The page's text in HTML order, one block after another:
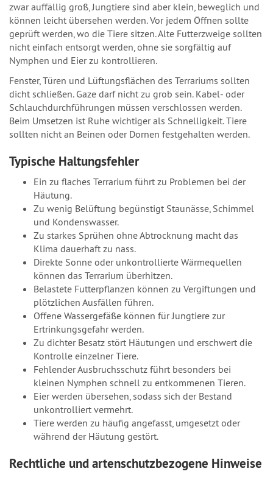
zwar auffällig groß, Jungtiere sind aber klein, beweglich und
können leicht übersehen werden. Vor jedem Öffnen sollte
geprüft werden, wo die Tiere sitzen. Alte Futterzweige sollten
nicht einfach entsorgt werden, ohne sie sorgfältig auf
Nymphen und Eier zu kontrollieren.
Fenster, Türen und Lüftungsflächen des Terrariums sollten
dicht schließen. Gaze darf nicht zu grob sein. Kabel- oder
Schlauchdurchführungen müssen verschlossen werden.
Beim Umsetzen ist Ruhe wichtiger als Schnelligkeit. Tiere
sollten nicht an Beinen oder Dornen festgehalten werden.
Typische Haltungsfehler
Ein zu flaches Terrarium führt zu Problemen bei der
Häutung.
Zu wenig Belüftung begünstigt Staunässe, Schimmel
und Kondenswasser.
Zu starkes Sprühen ohne Abtrocknung macht das
Klima dauerhaft zu nass.
Direkte Sonne oder unkontrollierte Wärmequellen
können das Terrarium überhitzen.
Belastete Futterpflanzen können zu Vergiftungen und
plötzlichen Ausfällen führen.
Offene Wassergefäße können für Jungtiere zur
Ertrinkungsgefahr werden.
Zu dichter Besatz stört Häutungen und erschwert die
Kontrolle einzelner Tiere.
Fehlender Ausbruchsschutz führt besonders bei
kleinen Nymphen schnell zu entkommenen Tieren.
Eier werden übersehen, sodass sich der Bestand
unkontrolliert vermehrt.
Tiere werden zu häufig angefasst, umgesetzt oder
während der Häutung gestört.
Rechtliche und artenschutzbezogene Hinweise